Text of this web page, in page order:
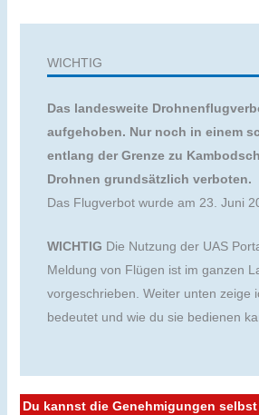
WICHTIG
Das landesweite
aufgehoben. Nur noch in einem
entlang der Grenze zu
Drohnen grundsätzlich verboten.
Das Flugverbot wurde am 23. Juni
WICHTIG Die Nutzung der UAS
Meldung von Flügen ist im ganzen
vorgeschrieben. Weiter unten zeige
bedeutet und wie du sie bedienen
Du kannst die Genehmigungen